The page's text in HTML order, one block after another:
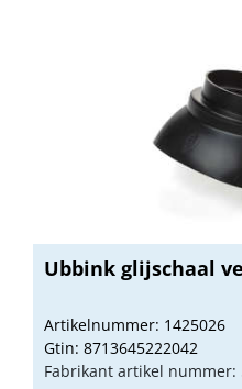
Ubbink glijschaal
Artikelnummer: 1425026
Gtin: 8713645222042
Fabrikant artikel nummer: